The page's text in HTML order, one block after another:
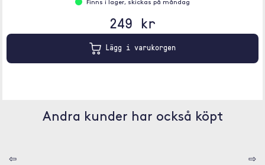
Finns i lager, skickas på måndag
249 kr
Lägg i varukorgen
Andra kunder har också köpt
⇦ ⇨